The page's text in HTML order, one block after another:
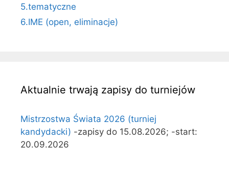
5.tematyczne
6.IME (open, eliminacje)
Aktualnie trwają zapisy do turniejów
Mistrzostwa Świata 2026 (turniej
kandydacki) -zapisy do 15.08.2026; -start:
20.09.2026